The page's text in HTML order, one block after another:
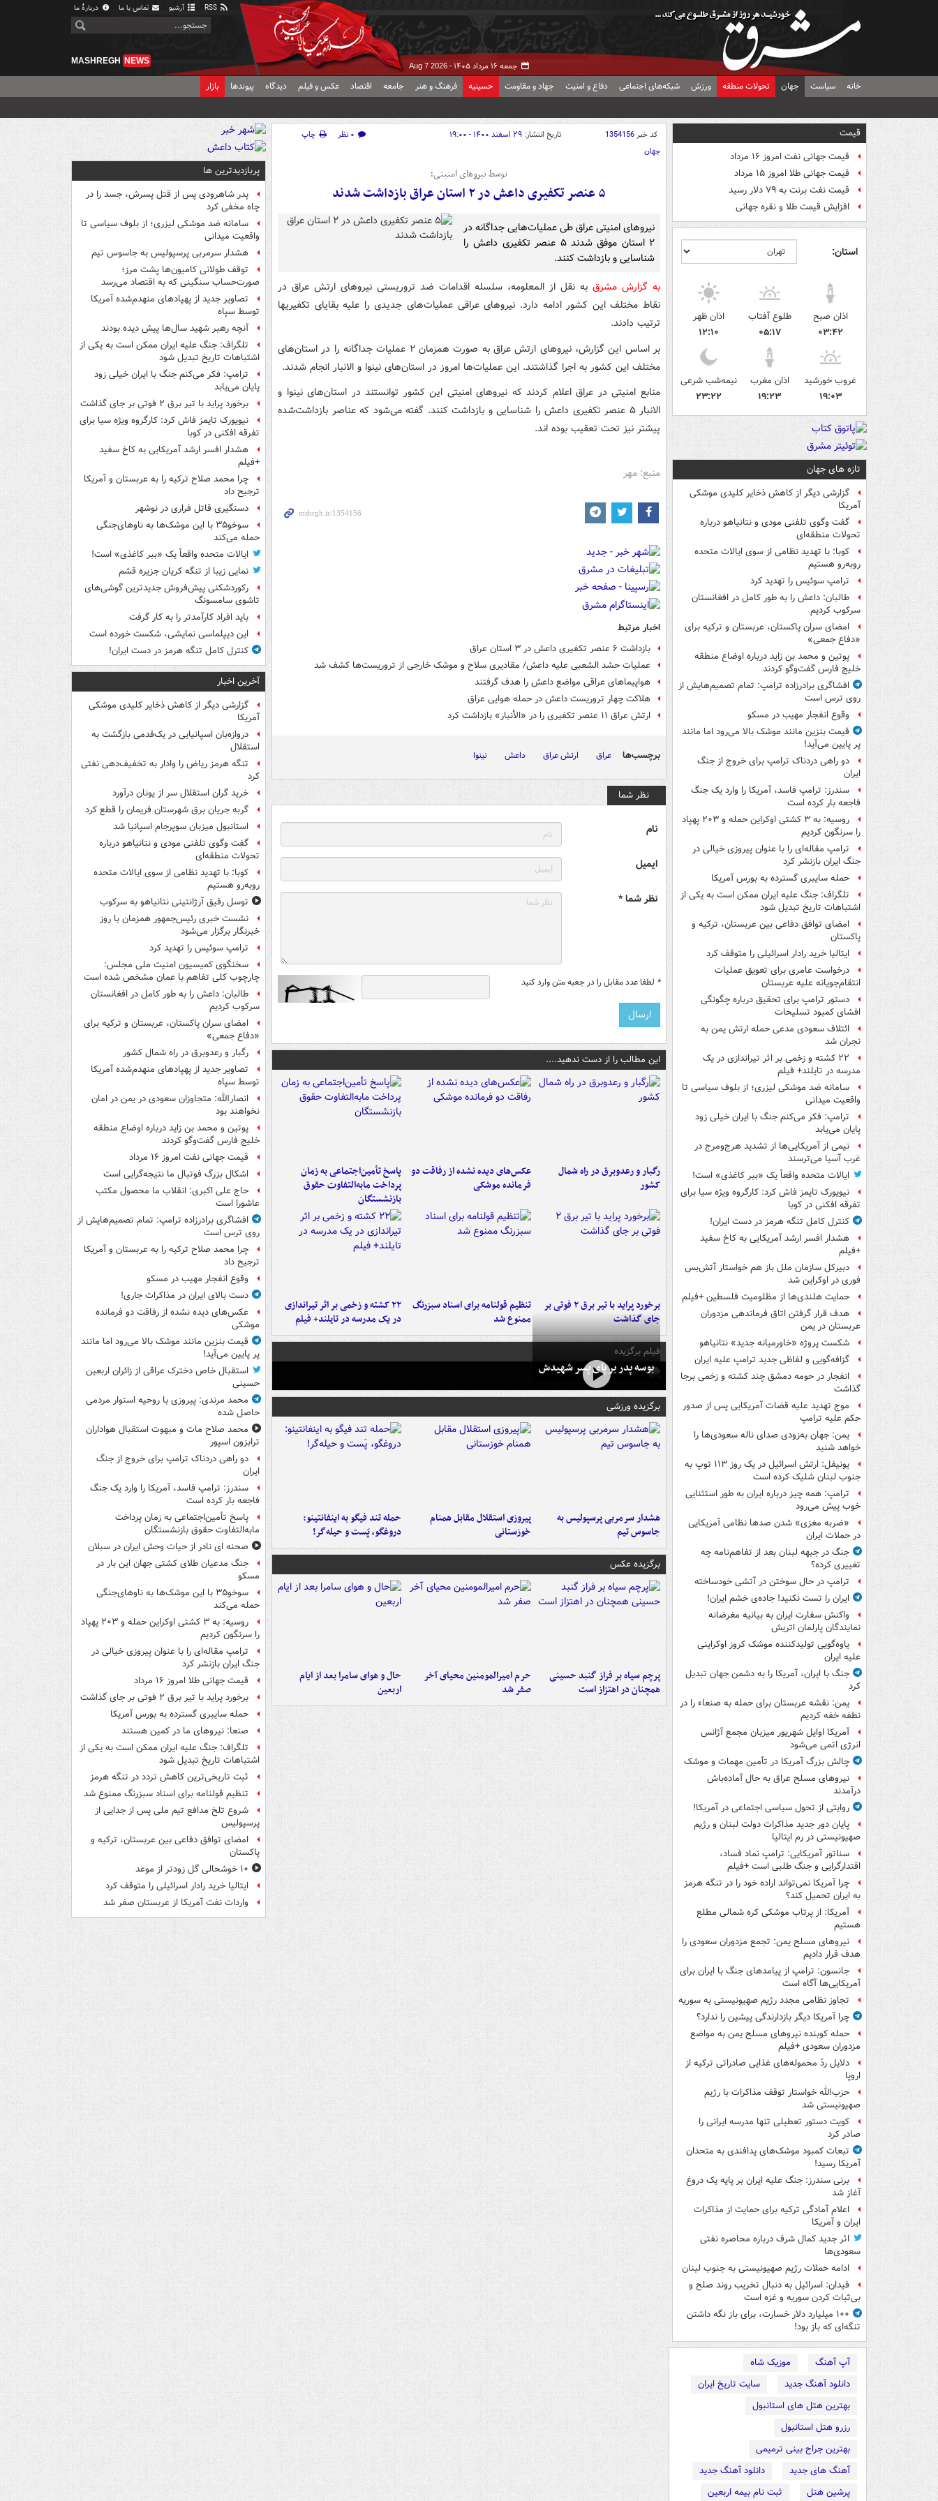
آرشیو تماس با ما دربارهٔ ما
جمعه ۱۶ مرداد ۱۴۰۵ - Aug 7 2026
MASHREGH NEWS
خانه سیاست جهان تحولات منطقه ورزش شبکه‌های اجتماعی دفاع و امنیت جهاد و مقاومت حسینیه فرهنگ و هنر جامعه اقتصاد عکس و فیلم دیدگاه پیوندها بازار
قیمت
قیمت جهانی نفت امروز ۱۶ مرداد
قیمت جهانی طلا امروز ۱۵ مرداد
قیمت نفت برنت به ۷۹ دلار رسید
افزایش قیمت طلا و نقره جهانی
استان:
اذان صبح
۰۳:۴۲
طلوع آفتاب
۰۵:۱۷
اذان ظهر
۱۲:۱۰
غروب خورشید
۱۹:۰۳
اذان مغرب
۱۹:۲۳
نیمه‌شب شرعی
۲۳:۲۲
تازه های جهان
گزارشی دیگر از کاهش ذخایر کلیدی موشکی
آمریکا
گفت وگوی تلفنی مودی و نتانیاهو درباره
تحولات منطقه‌ای
کوبا: با تهدید نظامی از سوی ایالات متحده
روبه‌رو هستیم
ترامپ سوئیس را تهدید کرد
طالبان: داعش را به طور کامل در افغانستان
سرکوب کردیم
امضای سران پاکستان، عربستان و ترکیه برای
«دفاع جمعی»
پوتین و محمد بن زاید درباره اوضاع منطقه
خلیج فارس گفت‌وگو کردند
افشاگری برادرزاده ترامپ: تمام تصمیم‌هایش از
روی ترس است
وقوع انفجار مهیب در مسکو
قیمت بنزین مانند موشک بالا می‌رود اما مانند
پر پایین می‌آید!
دو راهی دردناک ترامپ برای خروج از جنگ
ایران
سندرز: ترامپ فاسد، آمریکا را وارد یک جنگ
فاجعه بار کرده است
روسیه: به ۳ کشتی اوکراین حمله و ۲۰۳ پهپاد
را سرنگون کردیم
ترامپ مقاله‌ای را با عنوان پیروزی خیالی در
جنگ ایران بازنشر کرد
حمله سایبری گسترده به بورس آمریکا
تلگراف: جنگ علیه ایران ممکن است به یکی از
اشتباهات تاریخ تبدیل شود
امضای توافق دفاعی بین عربستان، ترکیه و
پاکستان
ایتالیا خرید رادار اسرائیلی را متوقف کرد
درخواست عامری برای تعویق عملیات
انتقام‌جویانه علیه عربستان
دستور ترامپ برای تحقیق درباره چگونگی
افشای کمبود تسلیحات
ائتلاف سعودی مدعی حمله ارتش یمن به
نجران شد
۲۲ کشته و زخمی بر اثر تیراندازی در یک
مدرسه در تایلند+ فیلم
سامانه ضد موشکی لیزری؛ از بلوف سیاسی تا
واقعیت میدانی
ترامپ: فکر می‌کنم جنگ با ایران خیلی زود
پایان می‌یابد
نیمی از آمریکایی‌ها از تشدید هرج‌ومرج در
غرب آسیا می‌ترسند
ایالات متحده واقعاً یک «ببر کاغذی» است!
نیویورک تایمز فاش کرد: کارگروه ویژه سیا برای
تفرقه افکنی در کوبا
کنترل کامل تنگه هرمز در دست ایران!
هشدار افسر ارشد آمریکایی به کاخ سفید
+فیلم
دبیرکل سازمان ملل باز هم خواستار آتش‌بس
فوری در اوکراین شد
حمایت هلندی‌ها از مظلومیت فلسطین +فیلم
هدف قرار گرفتن اتاق‌ فرماندهی مزدوران
عربستان در یمن
شکست پروژه «خاورمیانه جدید» نتانیاهو
گزافه‌گویی و لفاظی جدید ترامپ علیه ایران
انفجار در حومه دمشق چند کشته و زخمی برجا
گذاشت
موج تهدید علیه قضات آمریکایی پس از صدور
حکم علیه ترامپ
یمن: جهان به‌زودی صدای ناله سعودی‌ها را
خواهد شنید
یونیفل: ارتش اسرائیل در یک روز ۱۱۳ توپ به
جنوب لبنان شلیک کرده است
ترامپ: همه چیز درباره ایران به طور استثنایی
خوب پیش می‌رود
«ضربه مغزی» شدن صدها نظامی آمریکایی
در حملات ایران
جنگ در جبهه لبنان بعد از تفاهم‌نامه چه
تغییری کرده؟
ترامپ در حال سوختن در آتشی خودساخته
ایران را تست نکنید! جاده‌ی خشم ایران!
واکنش سفارت ایران به بیانیه مغرضانه
نمایندگان پارلمان اتریش
یاوه‌گویی تولیدکننده موشک کروز اوکراینی
علیه ایران
جنگ با ایران، آمریکا را به دشمن جهان تبدیل
کرد
یمن: نقشه عربستان برای حمله به صنعاء را در
نطفه خفه کردیم
آمریکا اوایل شهریور میزبان مجمع آژانس
انرژی اتمی می‌شود
چالش بزرگ آمریکا در تأمین مهمات و موشک
نیروهای مسلح عراق به حال آماده‌باش
درآمدند
روایتی از تحول سیاسی اجتماعی در آمریکا!
پایان دور جدید مذاکرات دولت لبنان و رژیم
صهیونیستی در رم ایتالیا
سناتور آمریکایی: ترامپ نماد فساد،
اقتدارگرایی و جنگ طلبی است +فیلم
چرا آمریکا نمی‌تواند اراده خود را در تنگه هرمز
به ایران تحمیل کند؟
آمریکا: از پرتاب موشکی کره شمالی مطلع
هستیم
نیروهای مسلح یمن: تجمع مزدوران سعودی را
هدف قرار دادیم
جانسون: ترامپ از پیامدهای جنگ با ایران برای
آمریکایی‌ها آگاه است
تجاوز نظامی مجدد رژیم صهیونیستی به سوریه
چرا آمریکا دیگر بازدارندگی پیشین را ندارد؟
حمله کوبنده نیروهای مسلح یمن به مواضع
مزدوران سعودی +فیلم
دلایل ردّ محموله‌های غذایی صادراتی ترکیه از
اروپا
حزب‌الله خواستار توقف مذاکرات با رژیم
صهیونیستی شد
کویت دستور تعطیلی تنها مدرسه ایرانی را
صادر کرد
تبعات کمبود موشک‌های پدافندی به متحدان
آمریکا رسید!
برنی سندرز: جنگ علیه ایران بر پایه یک دروغ
آغاز شد
اعلام آمادگی ترکیه برای حمایت از مذاکرات
ایران و آمریکا
اثر جدید کمال شرف درباره محاصره نفتی
سعودی‌ها
ادامه حملات رژیم صهیونیستی به جنوب لبنان
فیدان: اسرائیل به دنبال تخریب روند صلح و
بی‌ثبات کردن سوریه و غزه است
۱۰۰ میلیارد دلار خسارت، برای باز نگه داشتن
تنگه‌ای که باز بود!
آپ آهنگ
موزیک شاه
دانلود آهنگ جدید
سایت تاریخ ایران
بهترین هتل های استانبول
رزرو هتل استانبول
بهترین جراح بینی ترمیمی
آهنگ های جدید
دانلود آهنگ جدید
پرشین هتل
ثبت نام بیمه اربعین
کد خبر1354156 تاریخ انتشار: ۲۹ اسفند ۱۴۰۰ - ۱۹:۰۰ ۰ نظر
چاپ
جهان
توسط نیروهای امنیتی؛
۵ عنصر تکفیری داعش در ۲ استان عراق بازداشت شدند
نیروهای امنیتی عراق طی عملیات‌هایی جداگانه در
۲ استان موفق شدند ۵ عنصر تکفیری داعش را
شناسایی و بازداشت کنند.
به گزارش مشرق به نقل از المعلومه، سلسله اقدامات ضد تروریستی نیروهای ارتش عراق در
نقاط مختلف این کشور ادامه دارد. نیروهای عراقی عملیات‌های جدیدی را علیه بقایای تکفیریها
ترتیب دادند.
بر اساس این گزارش، نیروهای ارتش عراق به صورت همزمان ۲ عملیات جداگانه را در استان‌های
مختلف این کشور به اجرا گذاشتند. این عملیات‌ها امروز در استان‌های نینوا و الانبار انجام شدند.
منابع امنیتی در عراق اعلام کردند که نیروهای امنیتی این کشور توانستند در استان‌های نینوا و
الانبار ۵ عنصر تکفیری داعش را شناسایی و بازداشت کنند. گفته می‌شود که عناصر بازداشت‌شده
پیشتر نیز تحت تعقیب بوده اند.
منبع: مهر
اخبار مرتبط
بازداشت ۶ عنصر تکفیری داعش در ۳ استان عراق
عملیات حشد الشعبی علیه داعش/ مقادیری سلاح و موشک خارجی از تروریست‌ها کشف شد
هواپیماهای عراقی مواضع داعش را هدف گرفتند
هلاکت چهار تروریست داعش در حمله هوایی عراق
ارتش عراق ۱۱ عنصر تکفیری را در «الأنبار» بازداشت کرد
برچسب‌ها عراق ارتش عراق داعش نینوا
نظر شما
نام
ایمیل
نظر شما *
* لطفا عدد مقابل را در جعبه متن وارد کنید
این مطالب را از دست ندهید....
رگبار و رعدوبرق در راه شمال
کشور
عکس‌های دیده نشده از رفاقت دو
فرمانده‌ موشکی
پاسخ تأمین‌اجتماعی به زمان
پرداخت مابه‌التفاوت حقوق
بازنشستگان
برخورد پراید با تیر برق ۲ فوتی بر
جای گذاشت
تنظیم قولنامه برای اسناد سبزرنگ
ممنوع شد
۲۲ کشته و زخمی بر اثر تیراندازی
در یک مدرسه در تایلند+ فیلم
فیلم برگزیده
بوسه‌ پدر بر پای پسر شهیدش
برگزیده ورزشی
هشدار سرمربی پرسپولیس به
جاسوس تیم
پیروزی استقلال مقابل همنام
خوزستانی
حمله تند فیگو به اینفانتینو:
دروغگو، پَست‌ و حیله‌گر!
برگزیده عکس
پرچم سیاه بر فراز گنبد حسینی
همچنان در اهتزاز است
حرم امیرالمومنین محیای آخر
صفر شد
حال و هوای سامرا بعد از ایام
اربعین
پربازدیدترین ها
پدر شاهرودی پس از قتل پسرش، جسد را در
چاه مخفی کرد
سامانه ضد موشکی لیزری؛ از بلوف سیاسی تا
واقعیت میدانی
هشدار سرمربی پرسپولیس به جاسوس تیم
توقف طولانی کامیون‌ها پشت مرز؛
صورت‌حساب سنگینی که به اقتصاد می‌رسد
تصاویر جدید از پهپادهای منهدم‌شده آمریکا
توسط سپاه
آنچه رهبر شهید سال‌ها پیش دیده بودند
تلگراف: جنگ علیه ایران ممکن است به یکی از
اشتباهات تاریخ تبدیل شود
ترامپ: فکر می‌کنم جنگ با ایران خیلی زود
پایان می‌یابد
برخورد پراید با تیر برق ۲ فوتی بر جای گذاشت
نیویورک تایمز فاش کرد: کارگروه ویژه سیا برای
تفرقه افکنی در کوبا
هشدار افسر ارشد آمریکایی به کاخ سفید
+فیلم
چرا محمد صلاح ترکیه را به عربستان و آمریکا
ترجیح داد
دستگیری قاتل فراری در نوشهر
سوخو۳۵ با این موشک‌ها به ناوهای‌جنگی
حمله می‌کند
ایالات متحده واقعاً یک «ببر کاغذی» است!
نمایی زیبا از تنگه کریان جزیره قشم
رکوردشکنی پیش‌فروش جدیدترین گوشی‌های
تاشوی سامسونگ
باید افراد کارآمدتر را به کار گرفت
این دیپلماسی نمایشی، شکست خورده است
کنترل کامل تنگه هرمز در دست ایران!
آخرین اخبار
گزارشی دیگر از کاهش ذخایر کلیدی موشکی
آمریکا
دروازه‌بان اسپانیایی در یک‌قدمی بازگشت به
استقلال
تنگه هرمز ریاض را وادار به تخفیف‌دهی نفتی
کرد
خرید گران استقلال سر از یونان درآورد
گربه جریان برق شهرستان فریمان را قطع کرد
استانبول میزبان سوپرجام اسپانیا شد
گفت وگوی تلفنی مودی و نتانیاهو درباره
تحولات منطقه‌ای
کوبا: با تهدید نظامی از سوی ایالات متحده
روبه‌رو هستیم
توسل رفیق آرژانتینی نتانیاهو به سرکوب
نشست خبری رئیس‌جمهور همزمان با روز
خبرنگار برگزار می‌شود
ترامپ سوئیس را تهدید کرد
سخنگوی کمیسیون امنیت ملی مجلس:
چارچوب کلی تفاهم با عمان مشخص شده است
طالبان: داعش را به طور کامل در افغانستان
سرکوب کردیم
امضای سران پاکستان، عربستان و ترکیه برای
«دفاع جمعی»
رگبار و رعدوبرق در راه شمال کشور
تصاویر جدید از پهپادهای منهدم‌شده آمریکا
توسط سپاه
انصارالله: متجاوزان سعودی در یمن در امان
نخواهند بود
پوتین و محمد بن زاید درباره اوضاع منطقه
خلیج فارس گفت‌وگو کردند
قیمت جهانی نفت امروز ۱۶ مرداد
اشکال بزرگ فوتبال ما نتیجه‌گرایی است
حاج علی اکبری: انقلاب ما محصول مکتب
عاشورا است
افشاگری برادرزاده ترامپ: تمام تصمیم‌هایش از
روی ترس است
چرا محمد صلاح ترکیه را به عربستان و آمریکا
ترجیح داد
وقوع انفجار مهیب در مسکو
دست بالای ایران در مذاکرات جاری!
عکس‌های دیده نشده از رفاقت دو فرمانده‌
موشکی
قیمت بنزین مانند موشک بالا می‌رود اما مانند
پر پایین می‌آید!
استقبال خاص دخترک عراقی از زائران اربعین
حسینی
محمد مرندی: پیروزی با روحیه استوار مردمی
حاصل شده
محمد صلاح مات و مبهوت استقبال هواداران
ترابزون اسپور
دو راهی دردناک ترامپ برای خروج از جنگ
ایران
سندرز: ترامپ فاسد، آمریکا را وارد یک جنگ
فاجعه بار کرده است
پاسخ تأمین‌اجتماعی به زمان پرداخت
مابه‌التفاوت حقوق بازنشستگان
صحنه ای نادر از حیات وحش ایران در سبلان
جنگ مدعیان طلای کشتی جهان این بار در
مسکو
سوخو۳۵ با این موشک‌ها به ناوهای‌جنگی
حمله می‌کند
روسیه: به ۳ کشتی اوکراین حمله و ۲۰۳ پهپاد
را سرنگون کردیم
ترامپ مقاله‌ای را با عنوان پیروزی خیالی در
جنگ ایران بازنشر کرد
قیمت جهانی طلا امروز ۱۶ مرداد
برخورد پراید با تیر برق ۲ فوتی بر جای گذاشت
حمله سایبری گسترده به بورس آمریکا
صنعا: نیروهای ما در کمین‌ هستند
تلگراف: جنگ علیه ایران ممکن است به یکی از
اشتباهات تاریخ تبدیل شود
ثبت تاریخی‌ترین کاهش تردد در تنگه هرمز
تنظیم قولنامه برای اسناد سبزرنگ ممنوع شد
شروع تلخ مدافع تیم ملی پس از جدایی از
پرسپولیس
امضای توافق دفاعی بین عربستان، ترکیه و
پاکستان
۱۰ خوشحالی گل زودتر از موعد
ایتالیا خرید رادار اسرائیلی را متوقف کرد
واردات نفت آمریکا از عربستان صفر شد